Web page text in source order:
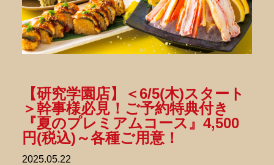
2025.05.22
【研究学園店】＜6/5(木)スタート
＞幹事様必見！ご予約特典付き
『夏のプレミアムコース』4,500
円(税込)～各種ご用意！